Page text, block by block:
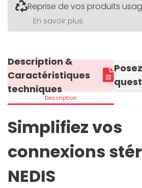
Reprise de vos produits
En savoir plus
Description &
Caractéristiques
techniques
Description
Simplifiez vos
connexions
NEDIS